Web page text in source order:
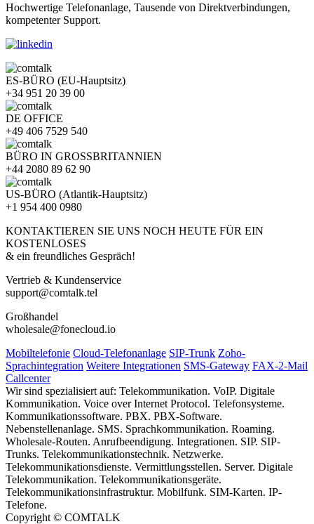
Hochwertige Telefonanlage, Tausende von Direktverbindungen,
kompetenter Support.
ES-BÜRO (EU-Hauptsitz)
+34 951 20 39 00
DE OFFICE
+49 406 7529 540
BÜRO IN GROSSBRITANNIEN
+44 2080 89 62 90
US-BÜRO (Atlantik-Hauptsitz)
+1 954 400 0980
KONTAKTIEREN SIE UNS NOCH HEUTE FÜR EIN
KOSTENLOSES
& ein freundliches Gespräch!
Vertrieb & Kundenservice
support@comtalk.tel
Großhandel
wholesale@fonecloud.io
Mobiltelefonie Cloud-Telefonanlage SIP-Trunk Zoho-
Sprachintegration Weitere Integrationen SMS-Gateway FAX-2-Mail
Callcenter
Wir sind spezialisiert auf: Telekommunikation. VoIP. Digitale
Kommunikation. Voice over Internet Protocol. Telefonsysteme.
Kommunikationssoftware. PBX. PBX-Software.
Nebenstellenanlage. SMS. Sprachkommunikation. Roaming.
Wholesale-Routen. Anrufbeendigung. Integrationen. SIP. SIP-
Trunks. Telekommunikationstechnik. Netzwerke.
Telekommunikationsdienste. Vermittlungsstellen. Server. Digitale
Telekommunikation. Telekommunikationsgeräte.
Telekommunikationsinfrastruktur. Mobilfunk. SIM-Karten. IP-
Telefone.
Copyright © COMTALK